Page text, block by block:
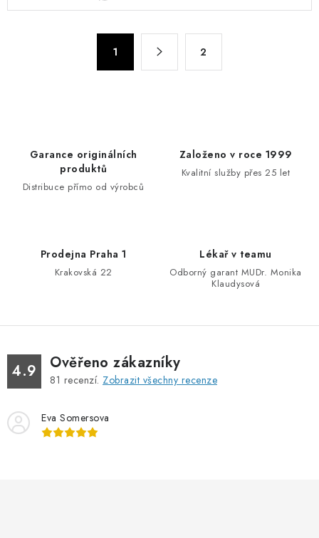
1 2
Garance originálních
produktů
Distribuce přímo od výrobců
Založeno v roce 1999
Kvalitní služby přes 25 let
Prodejna Praha 1
Krakovská 22
Lékař v teamu
Odborný garant MUDr. Monika
Klaudysová
4.9 Ověřeno zákazníky
81 recenzí. Zobrazit všechny recenze
Eva Somersova